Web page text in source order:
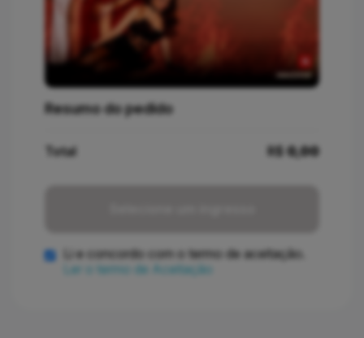
Resumo do pedido
Total R$ 0,00
Li e concordo com o termo de aceitação.
Ler o termo de Aceitação